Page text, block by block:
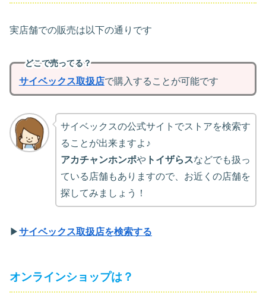
実店舗での販売は以下の通りです
どこで売ってる？
サイベックス取扱店で購入することが可能です
サイベックスの公式サイトでストアを検索す
ることが出来ますよ♪
アカチャンホンポやトイザらスなどでも扱っ
ている店舗もありますので、お近くの店舗を
探してみましょう！
▶サイベックス取扱店を検索する
オンラインショップは？